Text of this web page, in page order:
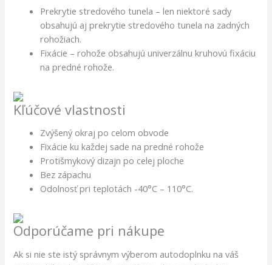
Prekrytie stredového tunela – len niektoré sady
obsahujú aj prekrytie stredového tunela na zadných
rohožiach.
Fixácie – rohože obsahujú univerzálnu kruhovú fixáciu
na predné rohože.
Kľúčové vlastnosti
Zvýšený okraj po celom obvode
Fixácie ku každej sade na predné rohože
Protišmykový dizajn po celej ploche
Bez zápachu
Odolnosť pri teplotách -40°C – 110°C.
Odporúčame pri nákupe
Ak si nie ste istý správnym výberom autodoplnku na váš